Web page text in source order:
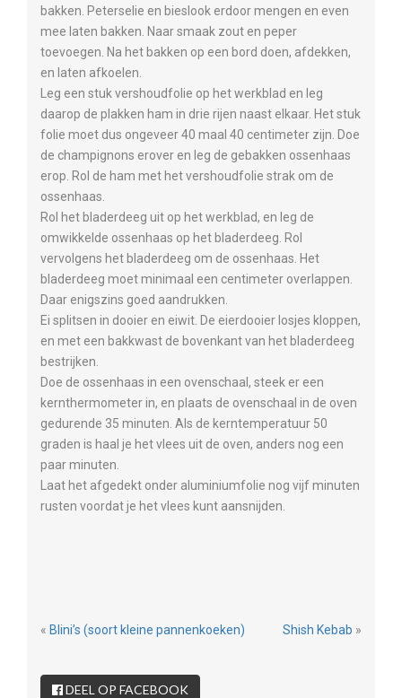
bakken. Peterselie en bieslook erdoor mengen en even
mee laten bakken. Naar smaak zout en peper
toevoegen. Na het bakken op een bord doen, afdekken,
en laten afkoelen.
Leg een stuk vershoudfolie op het werkblad en leg
daarop de plakken ham in drie rijen naast elkaar. Het stuk
folie moet dus ongeveer 40 maal 40 centimeter zijn. Doe
de champignons erover en leg de gebakken ossenhaas
erop. Rol de ham met het vershoudfolie strak om de
ossenhaas.
Rol het bladerdeeg uit op het werkblad, en leg de
omwikkelde ossenhaas op het bladerdeeg. Rol
vervolgens het bladerdeeg om de ossenhaas. Het
bladerdeeg moet minimaal een centimeter overlappen.
Daar enigszins goed aandrukken.
Ei splitsen in dooier en eiwit. De eierdooier losjes kloppen,
en met een bakkwast de bovenkant van het bladerdeeg
bestrijken.
Doe de ossenhaas in een ovenschaal, steek er een
kernthermometer in, en plaats de ovenschaal in de oven
gedurende 35 minuten. Als de kerntemperatuur 50
graden is haal je het vlees uit de oven, anders nog een
paar minuten.
Laat het afgedekt onder aluminiumfolie nog vijf minuten
rusten voordat je het vlees kunt aansnijden.
« Blini’s (soort kleine pannenkoeken) Shish Kebab »
DEEL OP FACEBOOK